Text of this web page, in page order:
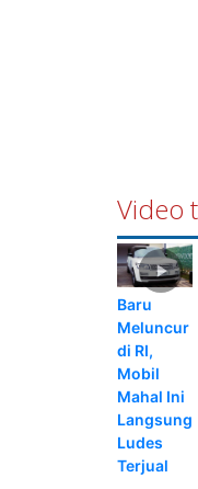
Video
Baru
Meluncur
di RI,
Mobil
Mahal Ini
Langsung
Ludes
Terjual